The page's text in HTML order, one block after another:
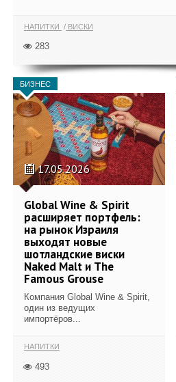
НАПИТКИ ВИСКИ
283
БИЗНЕС
17.05.2026
Global Wine & Spirit
расширяет портфель:
на рынок Израиля
выходят новые
шотландские виски
Naked Malt и The
Famous Grouse
Компания Global Wine & Spirit,
один из ведущих
импортёров...
НАПИТКИ
493